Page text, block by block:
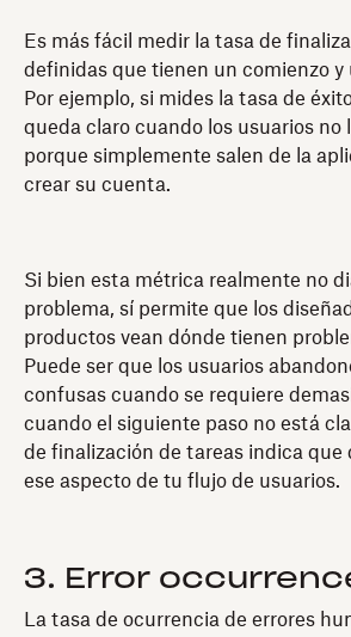
Es más fácil medir la tasa de
definidas que tienen un comienzo y
Por ejemplo, si mides la tasa de
queda claro cuando los usuarios no
porque simplemente salen de la
crear su cuenta.
Si bien esta métrica realmente no
problema, sí permite que los
productos vean dónde tienen
Puede ser que los usuarios
confusas cuando se requiere
cuando el siguiente paso no está
de finalización de tareas indica que
ese aspecto de tu flujo de usuarios.
3. Error
La tasa de ocurrencia de errores